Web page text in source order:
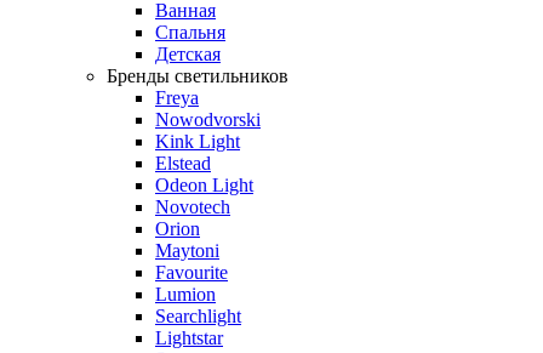
Ванная
Спальня
Детская
Бренды светильников
Freya
Nowodvorski
Kink Light
Elstead
Odeon Light
Novotech
Orion
Maytoni
Favourite
Lumion
Searchlight
Lightstar